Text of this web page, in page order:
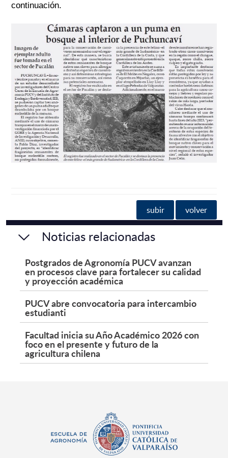
continuación.
subir volver
Noticias relacionadas
Postgrados de Agronomía PUCV avanzan
en procesos clave para fortalecer su calidad
y proyección académica
PUCV abre convocatoria para intercambio
estudianti
Facultad inicia su Año Académico 2026 con
foco en el presente y futuro de la
agricultura chilena